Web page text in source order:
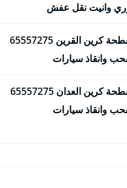
وانيت نقل عفش
ونش سطحة كرين القرين 65557275
وانقاذ سيارات
ونش سطحة كرين العدان 65557275
وانقاذ سيارات